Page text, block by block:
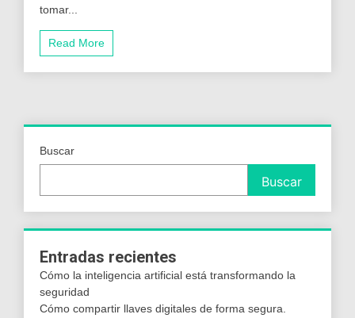
tomar...
Read More
Buscar
Buscar
Entradas recientes
Cómo la inteligencia artificial está transformando la
seguridad
Cómo compartir llaves digitales de forma segura.